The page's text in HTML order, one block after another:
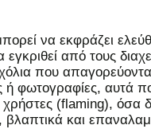
να εκφράζει
από τους
που
ή φωτογραφίες,
(flaming), όσα
βλαπτικά και